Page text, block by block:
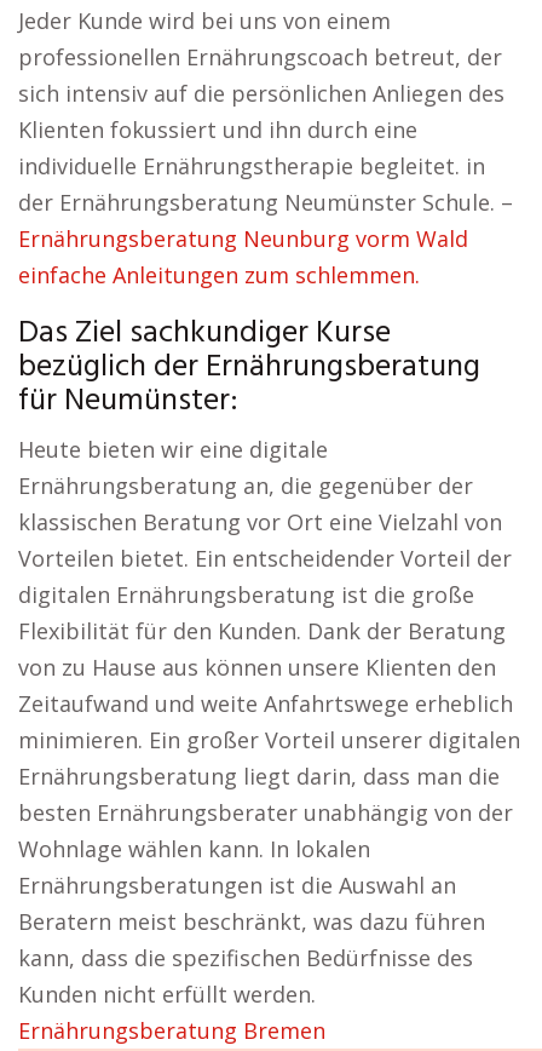
Jeder Kunde wird bei uns von einem
professionellen Ernährungscoach betreut, der
sich intensiv auf die persönlichen Anliegen des
Klienten fokussiert und ihn durch eine
individuelle Ernährungstherapie begleitet. in
der Ernährungsberatung Neumünster Schule. –
Ernährungsberatung Neunburg vorm Wald
einfache Anleitungen zum schlemmen.
Das Ziel sachkundiger Kurse
bezüglich der Ernährungsberatung
für Neumünster:
Heute bieten wir eine digitale
Ernährungsberatung an, die gegenüber der
klassischen Beratung vor Ort eine Vielzahl von
Vorteilen bietet. Ein entscheidender Vorteil der
digitalen Ernährungsberatung ist die große
Flexibilität für den Kunden. Dank der Beratung
von zu Hause aus können unsere Klienten den
Zeitaufwand und weite Anfahrtswege erheblich
minimieren. Ein großer Vorteil unserer digitalen
Ernährungsberatung liegt darin, dass man die
besten Ernährungsberater unabhängig von der
Wohnlage wählen kann. In lokalen
Ernährungsberatungen ist die Auswahl an
Beratern meist beschränkt, was dazu führen
kann, dass die spezifischen Bedürfnisse des
Kunden nicht erfüllt werden.
Ernährungsberatung Bremen